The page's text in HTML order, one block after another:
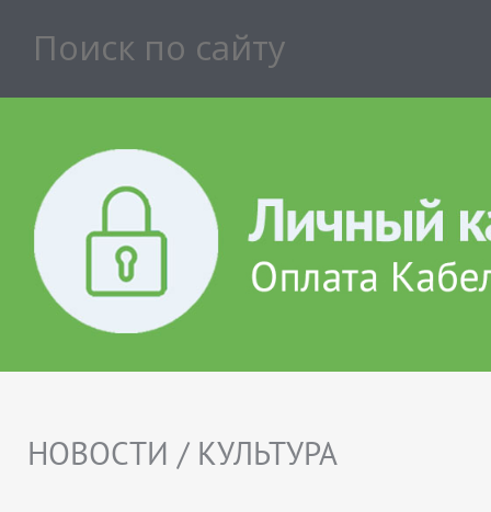
НОВОСТИ / КУЛЬТУРА